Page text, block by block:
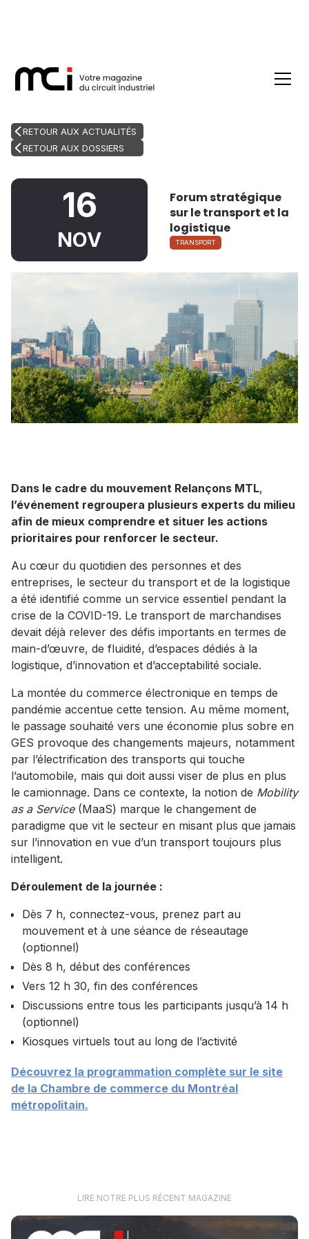
RETOUR AUX ACTUALITÉS
RETOUR AUX DOSSIERS
16
NOV
Forum stratégique
sur le transport et la
logistique
TRANSPORT
Dans le cadre du mouvement Relançons MTL,
l’événement regroupera plusieurs experts du milieu
afin de mieux comprendre et situer les actions
prioritaires pour renforcer le secteur.
Au cœur du quotidien des personnes et des
entreprises, le secteur du transport et de la logistique
a été identifié comme un service essentiel pendant la
crise de la COVID-19. Le transport de marchandises
devait déjà relever des défis importants en termes de
main-d’œuvre, de fluidité, d’espaces dédiés à la
logistique, d’innovation et d’acceptabilité sociale.
La montée du commerce électronique en temps de
pandémie accentue cette tension. Au même moment,
le passage souhaité vers une économie plus sobre en
GES provoque des changements majeurs, notamment
par l’électrification des transports qui touche
l’automobile, mais qui doit aussi viser de plus en plus
le camionnage. Dans ce contexte, la notion de Mobility
as a Service(MaaS) marque le changement de
paradigme que vit le secteur en misant plus que jamais
sur l’innovation en vue d’un transport toujours plus
intelligent.
Déroulement de la journée :
Dès 7 h, connectez-vous, prenez part au
mouvement et à une séance de réseautage
(optionnel)
Dès 8 h, début des conférences
Vers 12 h 30, fin des conférences
Discussions entre tous les participants jusqu’à 14 h
(optionnel)
Kiosques virtuels tout au long de l’activité
Découvrez la programmation complète sur le site
de la Chambre de commerce du Montréal
métropolitain.
LIRE NOTRE PLUS RÉCENT MAGAZINE